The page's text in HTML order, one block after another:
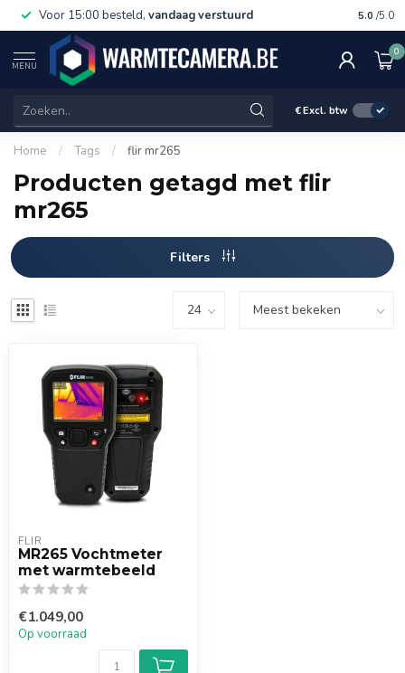
Voor 15:00 besteld, vandaag verstuurd Gratis
5.0 /5.0
MENU
0
€Excl. btw
Home / Tags / flir mr265
Producten getagd met flir
mr265
Filters
FLIR
MR265 Vochtmeter
met warmtebeeld
€1.049,00
Op voorraad